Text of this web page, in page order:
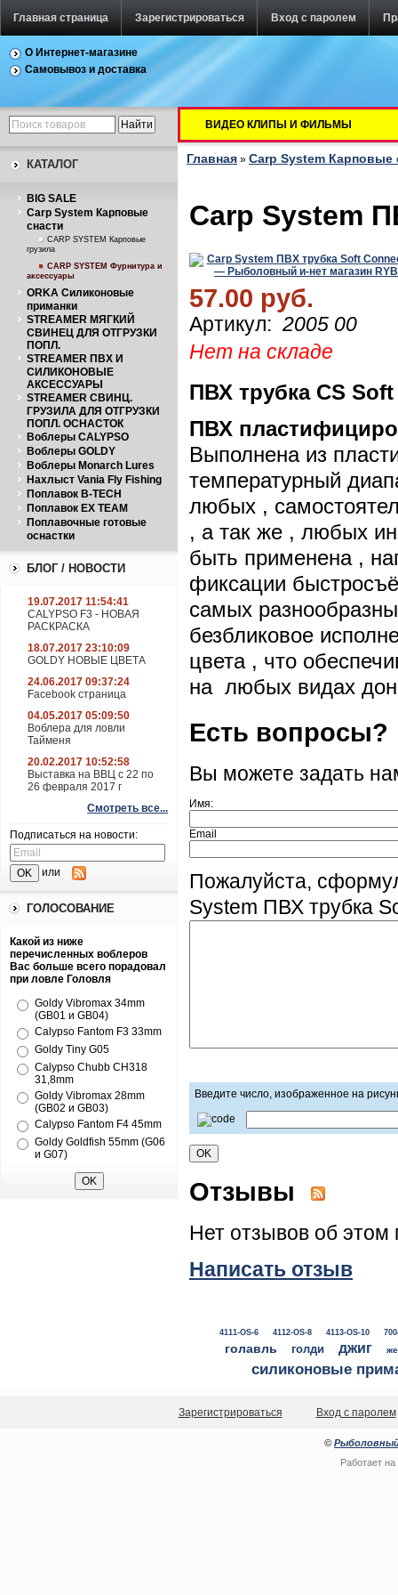
Главная страница Зарегистрироваться Вход с паролем
О Интернет-магазине
Самовывоз и доставка
КАТАЛОГ
BIG SALE
Carp System Карповые
снасти
CARP SYSTEM Карповые
грузила
CARP SYSTEM Фурнитура и
аксессуары
ORKA Силиконовые
приманки
STREAMER МЯГКИЙ
СВИНЕЦ ДЛЯ ОТГРУЗКИ
ПОПЛ.
STREAMER ПВХ И
СИЛИКОНОВЫЕ
АКСЕССУАРЫ
STREAMER СВИНЦ.
ГРУЗИЛА ДЛЯ ОТГРУЗКИ
ПОПЛ. ОСНАСТОК
Воблеры CALYPSO
Воблеры GOLDY
Воблеры Monarch Lures
Нахлыст Vania Fly Fishing
Поплавок B-TECH
Поплавок EX TEAM
Поплавочные готовые
оснастки
БЛОГ / НОВОСТИ
19.07.2017 11:54:41
CALYPSO F3 - НОВАЯ
РАСКРАСКА
18.07.2017 23:10:09
GOLDY НОВЫЕ ЦВЕТА
24.06.2017 09:37:24
Facebook страница
04.05.2017 05:09:50
Воблера для ловли
Тайменя
20.02.2017 10:52:58
Выставка на ВВЦ с 22 по
26 февраля 2017 г
Смотреть все...
Подписаться на новости:
или
ГОЛОСОВАНИЕ
Какой из ниже
перечисленных воблеров
Вас больше всего порадовал
при ловле Головля
Goldy Vibromax 34mm
(GB01 и GB04)
Calypso Fantom F3 33mm
Goldy Tiny G05
Calypso Chubb CH318
31,8mm
Goldy Vibromax 28mm
(GB02 и GB03)
Calypso Fantom F4 45mm
Goldy Goldfish 55mm (G06
и G07)
ВИДЕО КЛИПЫ И ФИЛЬМЫ
Главная » Carp System Карповые
Carp System
57.00 руб.
Артикул: 2005 00
Нет на складе
ПВХ трубка CS
ПВХ
Выполнена из
температурный
любых ,
, а так же , любых
быть применена ,
фиксации
самых
безбликовое
цвета , что
на любых видах
Есть вопросы?
Вы можете задать
Имя:
Email
Пожалуйста,
System ПВХ трубка
Введите число, изображенное на
Отзывы
Нет отзывов об этом
Написать отзыв
4111-OS-6 4112-OS-8 4113-OS-10
голавль голди джиг
силиконовые
Зарегистрироваться Вход с паролем
© Рыболовный
Работает